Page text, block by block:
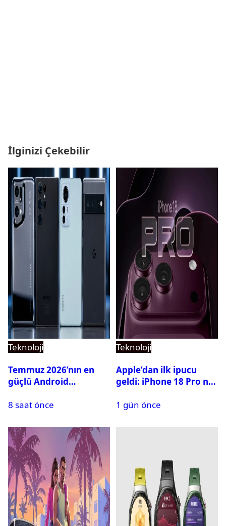
İlginizi Çekebilir
Teknoloji
Temmuz 2026’nın en
güçlü Android
8 saat önce
Teknoloji
Apple’dan ilk ipucu
geldi: iPhone 18 Pro ne
1 gün önce